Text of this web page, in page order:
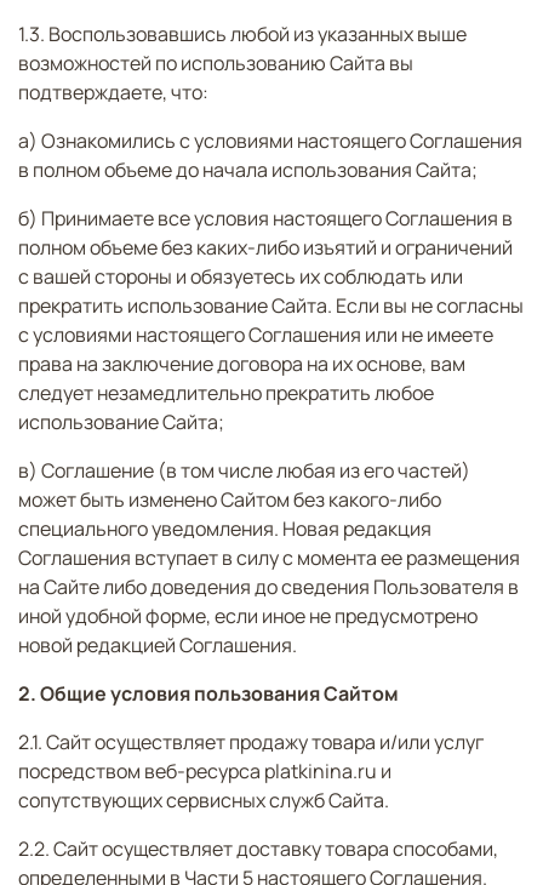
1.3. Воспользовавшись любой из указанных выше
возможностей по использованию Сайта вы
подтверждаете, что:
а) Ознакомились с условиями настоящего Соглашения
в полном объеме до начала использования Сайта;
б) Принимаете все условия настоящего Соглашения в
полном объеме без каких-либо изъятий и ограничений
с вашей стороны и обязуетесь их соблюдать или
прекратить использование Сайта. Если вы не согласны
с условиями настоящего Соглашения или не имеете
права на заключение договора на их основе, вам
следует незамедлительно прекратить любое
использование Сайта;
в) Соглашение (в том числе любая из его частей)
может быть изменено Сайтом без какого-либо
специального уведомления. Новая редакция
Соглашения вступает в силу с момента ее размещения
на Сайте либо доведения до сведения Пользователя в
иной удобной форме, если иное не предусмотрено
новой редакцией Соглашения.
2. Общие условия пользования Сайтом
2.1. Сайт осуществляет продажу товара и/или услуг
посредством веб-ресурса platkinina.ru и
сопутствующих сервисных служб Сайта.
2.2. Сайт осуществляет доставку товара способами,
определенными в Части 5 настоящего Соглашения.